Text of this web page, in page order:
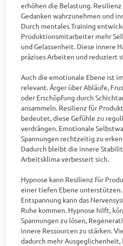
erhöhen die Belastung.
Gedanken wahrzunehmen und
Durch mentales Training
Produktionsmitarbeiter mehr
und Gelassenheit. Diese innere
präzises Arbeiten und reduziert
Auch die emotionale Ebene ist
relevant. Ärger über Abläufe,
oder Erschöpfung durch
ansammeln. Resilienz für
bedeutet, diese Gefühle zu
verdrängen. Emotionale
Spannungen rechtzeitig zu
Dadurch bleibt die innere
Arbeitsklima verbessert sich.
Hypnose kann Resilienz für
einer tiefen Ebene
Entspannung kann das
Ruhe kommen. Hypnose hilft,
Spannungen zu lösen,
innere Ressourcen zu stärken.
dadurch mehr Ausgeglichenheit,